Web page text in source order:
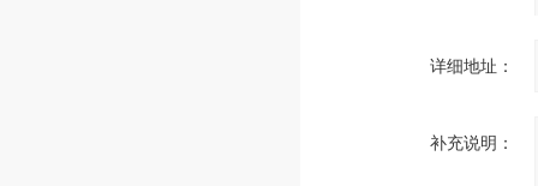
详细地址：
补充说明：